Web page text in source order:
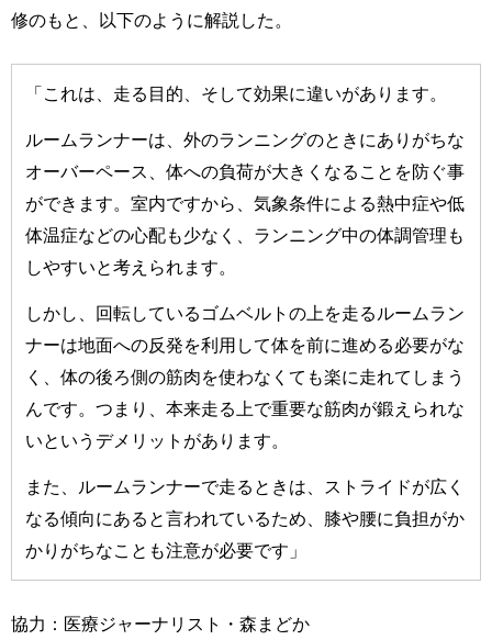
修のもと、以下のように解説した。
「これは、走る目的、そして効果に違いがあります。
ルームランナーは、外のランニングのときにありがちな
オーバーペース、体への負荷が大きくなることを防ぐ事
ができます。室内ですから、気象条件による熱中症や低
体温症などの心配も少なく、ランニング中の体調管理も
しやすいと考えられます。
しかし、回転しているゴムベルトの上を走るルームラン
ナーは地面への反発を利用して体を前に進める必要がな
く、体の後ろ側の筋肉を使わなくても楽に走れてしまう
んです。つまり、本来走る上で重要な筋肉が鍛えられな
いというデメリットがあります。
また、ルームランナーで走るときは、ストライドが広く
なる傾向にあると言われているため、膝や腰に負担がか
かりがちなことも注意が必要です」
協力：医療ジャーナリスト・森まどか